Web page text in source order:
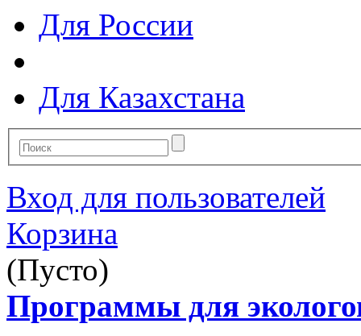
Для России
Для Казахстана
Вход для пользователей
Корзина
(Пусто)
Программы для